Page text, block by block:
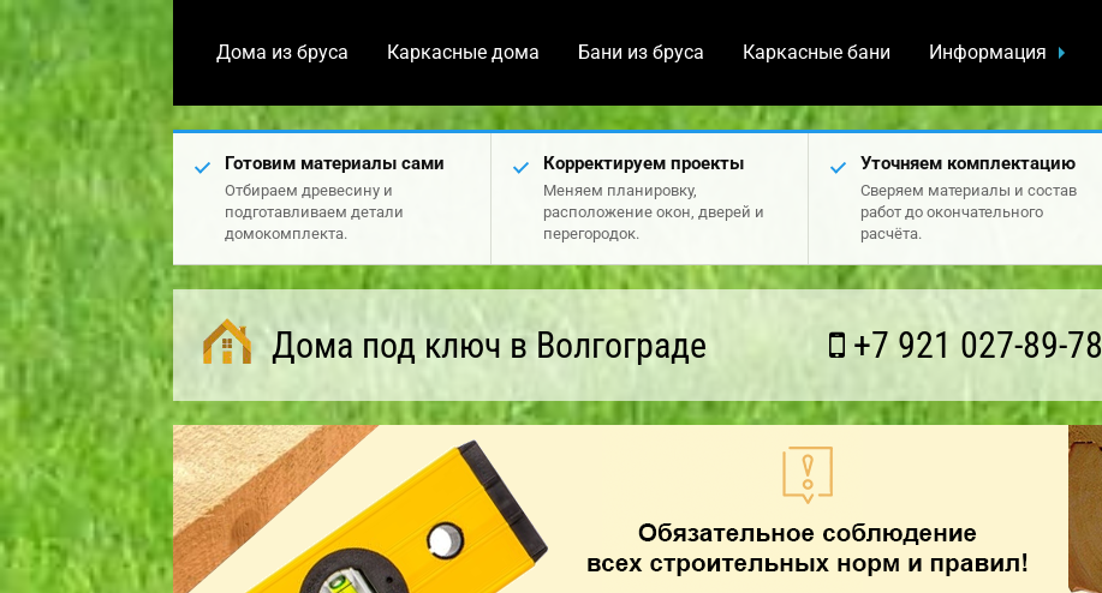
Дома из бруса Каркасные дома Бани из бруса Каркасные бани Информация
Готовим материалы сами
Отбираем древесину и
подготавливаем детали
домокомплекта.
Корректируем проекты
Меняем планировку,
расположение окон, дверей и
перегородок.
Уточняем комплектацию
Сверяем материалы и состав
работ до окончательного
расчёта.
Дома под ключ в Волгограде +7 921 027-89-78